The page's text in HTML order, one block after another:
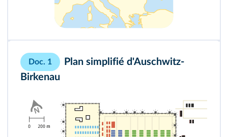
Doc. 1
Plan simplifié d'Auschwitz-
Birkenau